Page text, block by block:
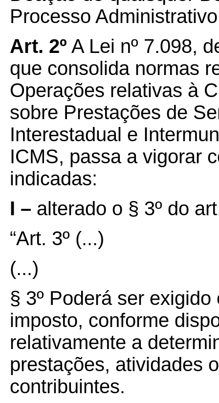
Processo
Art. 2º A Lei nº 7.098,
que consolida normas
Operações relativas à
sobre Prestações de
Interestadual e
ICMS, passa a vigorar
indicadas:
I – alterado o § 3º do
“Art. 3º (...)
(...)
§ 3º Poderá ser
imposto, conforme
relativamente a
prestações, atividades
contribuintes.